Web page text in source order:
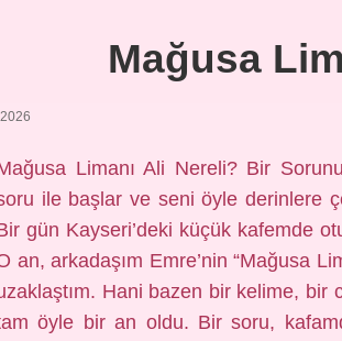
Mağusa
Limanı Ali Nereli? Bir
ile başlar ve seni öyle derinlere
gün Kayseri’deki küçük kafemde
an, arkadaşım Emre’nin “Mağusa
Hani bazen bir kelime, bir
öyle bir an oldu. Bir soru,